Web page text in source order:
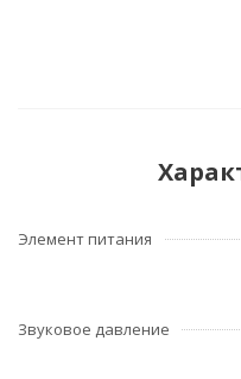
Элемент питания
Звуковое давление